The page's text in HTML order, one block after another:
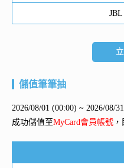
儲值筆筆抽
2026/08/01 (00:00) ~ 2026/08/
成功儲值至MyCard會員帳號